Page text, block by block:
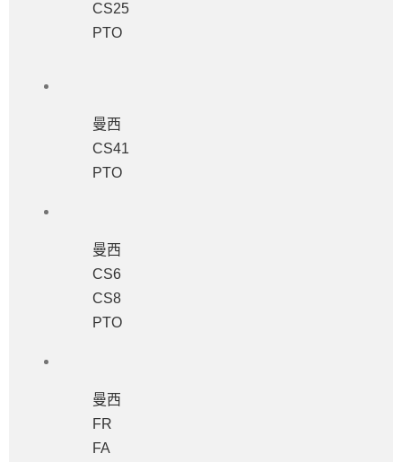
CS25
PTO
曼西
CS41
PTO
曼西
CS6
CS8
PTO
曼西
FR
FA